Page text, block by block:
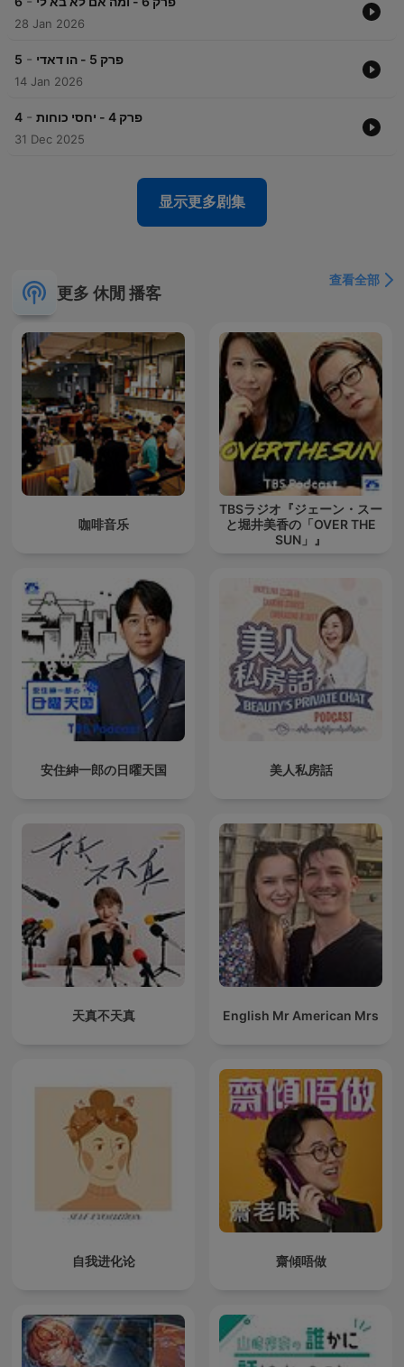
28 Jan 2026
5 - פרק 5 - הו דאדי
14 Jan 2026
4 - פרק 4 - יחסי כוחות
31 Dec 2025
显示更多剧集
更多 休閒 播客
查看全部
咖啡音乐
TBSラジオ『ジェーン・スー
と堀井美香の「OVER THE
SUN」』
安住紳一郎の日曜天国 美人私房話
天真不天真 English Mr American Mrs
自我进化论 齋傾唔做